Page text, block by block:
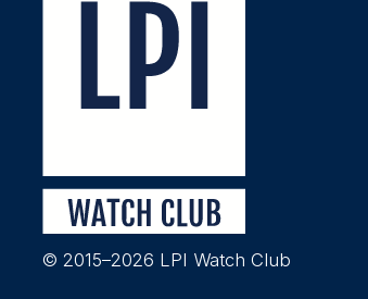
© 2015–2026 LPI Watch Club